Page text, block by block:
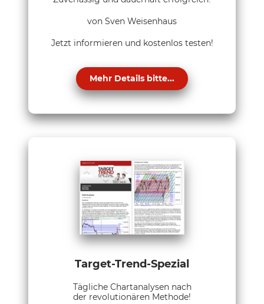
von Sven Weisenhaus
Jetzt informieren und kostenlos testen!
Mehr Details bitte...
Target-Trend-Spezial
Tägliche Chartanalysen nach
der revolutionären Methode!